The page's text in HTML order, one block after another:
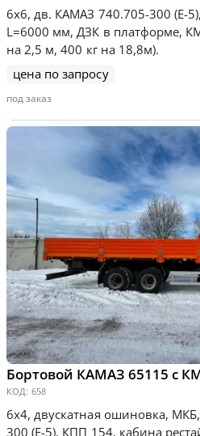
6х6, дв. КАМАЗ 740.705-300 (Е-
L=6000 мм, ДЗК в платформе,
на 2,5 м, 400 кг на 18,8м).
цена по запросу
под заказ
Бортовой КАМАЗ 65115 с
КОД: 658
6х4, двускатная ошиновка,
300 (Е-5), КПП 154, кабина